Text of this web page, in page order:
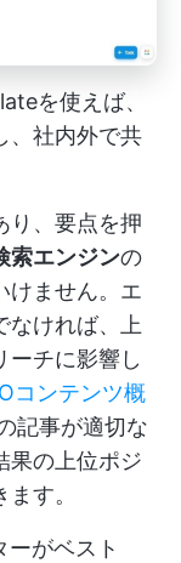
を使えば、
、社内外で共
り、要点を押
索エンジンの
けません。エ
なければ、上
ーチに影響し
コンテンツ概
記事が適切な
果の上位ポジ
す。
ーがベスト